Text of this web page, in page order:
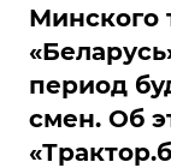
Минского
период
смен. Об